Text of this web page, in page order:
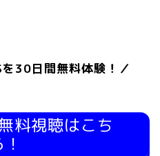
30日間無料体験！／
料視聴はこち